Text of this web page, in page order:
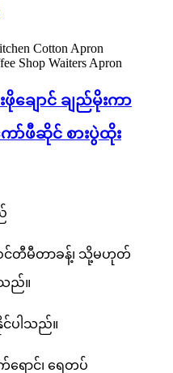
ချောင် ချည်မိုးကာ
ဖီဆိုင် စားပွဲထိုး
စင်တီမီတာခန့်၊ သို့မဟုတ်
ည်။
ပါသည်။
ောင်၊ ရေတပ်